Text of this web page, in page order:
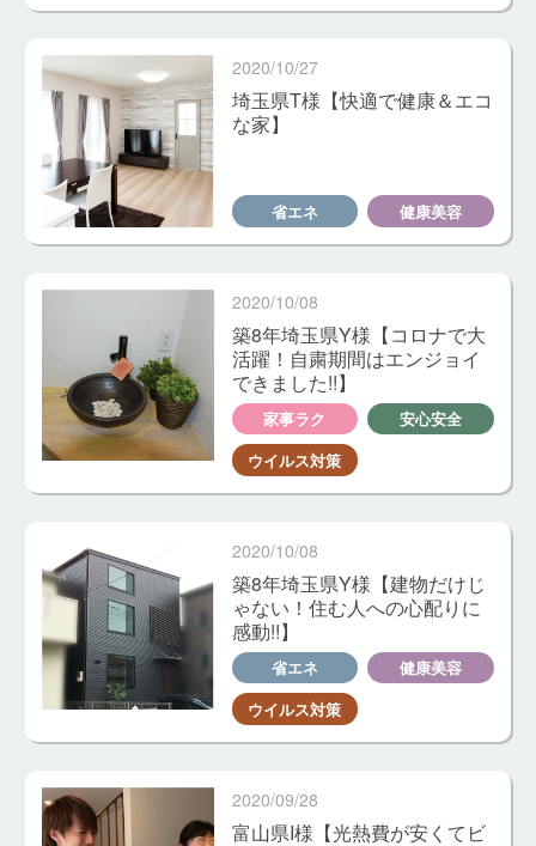
2020/10/27
埼玉県T様【快適で健康＆エコ
な家】
省エネ 健康美容
2020/10/08
築8年埼玉県Y様【コロナで大
活躍！自粛期間はエンジョイ
できました!!】
家事ラク
安心安全
ウイルス対策
2020/10/08
築8年埼玉県Y様【建物だけじ
ゃない！住む人への心配りに
感動!!】
省エネ
健康美容
ウイルス対策
2020/09/28
富山県I様【光熱費が安くてビ